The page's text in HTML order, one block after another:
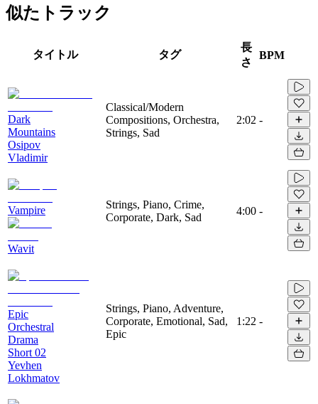
似たトラック
タイトル タグ
長
さ
BPM
Dark
Mountains
Osipov
Vladimir
Classical/Modern
Compositions, Orchestra,
Strings, Sad
2:02 -
Vampire
Wavit
Strings, Piano, Crime,
Corporate, Dark, Sad
4:00 -
Epic
Orchestral
Drama
Short 02
Yevhen
Lokhmatov
Strings, Piano, Adventure,
Corporate, Emotional, Sad,
Epic
1:22 -